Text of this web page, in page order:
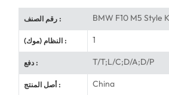
رقم الصنف : BMW F10 M5 Style
النظام (موك) : 1
دفع : T/T;L/C;D/A;D/P
أصل المنتج : China